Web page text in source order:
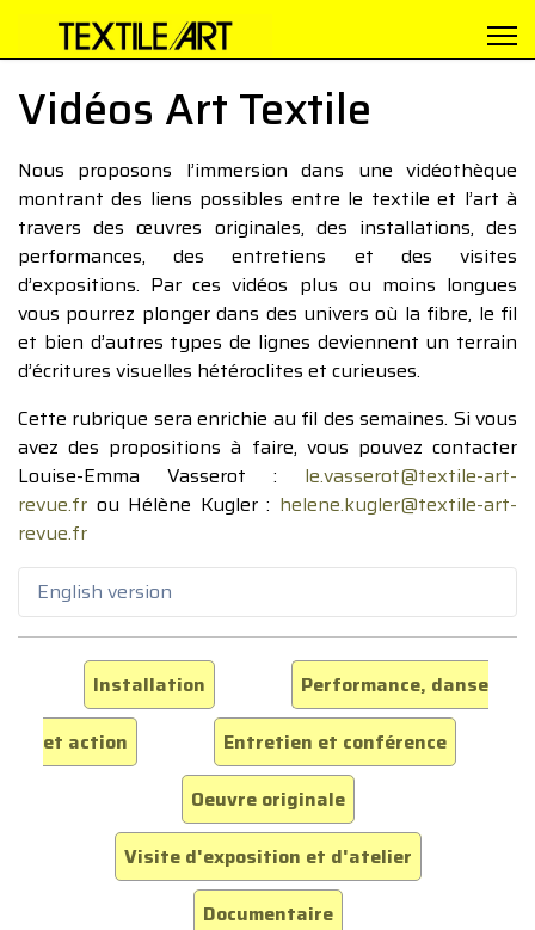
Vidéos Art Textile
Nous proposons l’immersion dans une vidéothèque
montrant des liens possibles entre le textile et l’art à
travers des œuvres originales, des installations, des
performances, des entretiens et des visites
d’expositions. Par ces vidéos plus ou moins longues
vous pourrez plonger dans des univers où la fibre, le fil
et bien d’autres types de lignes deviennent un terrain
d’écritures visuelles hétéroclites et curieuses.
Cette rubrique sera enrichie au fil des semaines. Si vous
avez des propositions à faire, vous pouvez contacter
Louise-Emma Vasserot : le.vasserot@textile-art-
revue.fr ou Hélène Kugler : helene.kugler@textile-art-
revue.fr
English version
Installation
Performance, danse
et action
Entretien et conférence
Oeuvre originale
Visite d'exposition et d'atelier
Documentaire